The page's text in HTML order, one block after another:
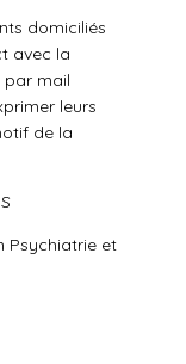
domiciliés
avec la
par mail
leurs
de la
Psychiatrie et